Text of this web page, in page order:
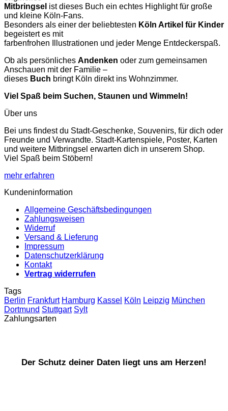
Mitbringsel ist dieses Buch ein echtes Highlight für große
und kleine Köln-Fans.
Besonders als einer der beliebtesten Köln Artikel für Kinder
begeistert es mit
farbenfrohen Illustrationen und jeder Menge Entdeckerspaß.
Ob als persönliches Andenken oder zum gemeinsamen
Anschauen mit der Familie –
dieses Buch bringt Köln direkt ins Wohnzimmer.
Viel Spaß beim Suchen, Staunen und Wimmeln!
Über uns
Bei uns findest du Stadt-Geschenke, Souvenirs, für dich oder
Freunde und Verwandte. Stadt-Kartenspiele, Poster, Karten
und weitere Mitbringsel erwarten dich in unserem Shop.
Viel Spaß beim Stöbern!
mehr erfahren
Kundeninformation
Allgemeine Geschäftsbedingungen
Zahlungsweisen
Widerruf
Versand & Lieferung
Impressum
Datenschutzerklärung
Kontakt
Vertrag widerrufen
Tags
Berlin Frankfurt Hamburg Kassel Köln Leipzig München
Dortmund Stuttgart Sylt
Zahlungsarten
Der Schutz deiner Daten liegt uns am Herzen!